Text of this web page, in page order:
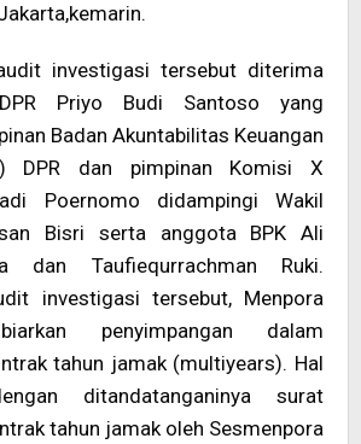
investigasi tersebut diterima
Priyo Budi Santoso yang
Badan Akuntabilitas Keuangan
DPR dan pimpinan Komisi X
Poernomo didampingi Wakil
Bisri serta anggota BPK Ali
dan Taufiequrrachman Ruki.
investigasi tersebut, Menpora
penyimpangan dalam
tahun jamak (multiyears). Hal
ditandatanganinya surat
tahun jamak oleh Sesmenpora